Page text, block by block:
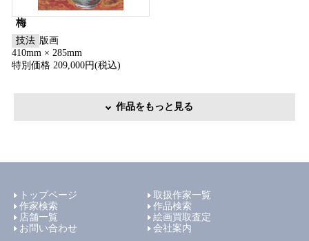
梅
技法 版画
410mm × 285mm
特別価格 209,000円(税込)
作品をもっと見る
トップページ
取扱作家一覧
作家検索
作品検索
店舗一覧
絵画買取査定
お問い合わせ
会社案内